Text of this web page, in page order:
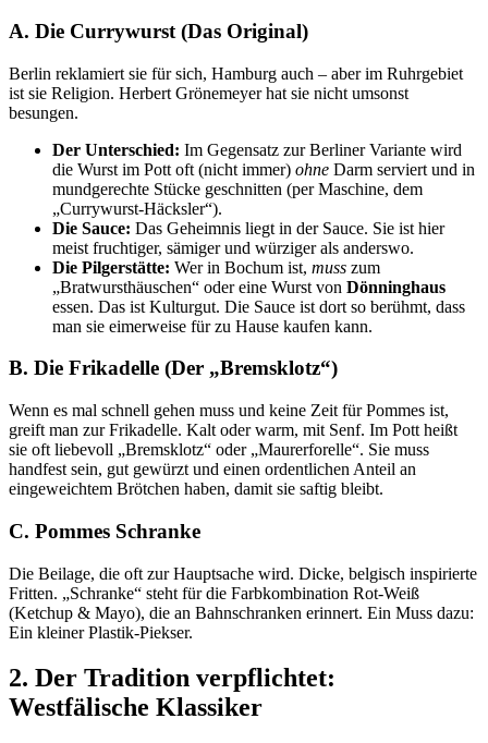
A. Die Currywurst (Das Original)
Berlin reklamiert sie für sich, Hamburg auch – aber im Ruhrgebiet
ist sie Religion. Herbert Grönemeyer hat sie nicht umsonst
besungen.
Der Unterschied: Im Gegensatz zur Berliner Variante wird
die Wurst im Pott oft (nicht immer) ohne Darm serviert und in
mundgerechte Stücke geschnitten (per Maschine, dem
„Currywurst-Häcksler“).
Die Sauce: Das Geheimnis liegt in der Sauce. Sie ist hier
meist fruchtiger, sämiger und würziger als anderswo.
Die Pilgerstätte: Wer in Bochum ist, muss zum
„Bratwursthäuschen“ oder eine Wurst von Dönninghaus
essen. Das ist Kulturgut. Die Sauce ist dort so berühmt, dass
man sie eimerweise für zu Hause kaufen kann.
B. Die Frikadelle (Der „Bremsklotz“)
Wenn es mal schnell gehen muss und keine Zeit für Pommes ist,
greift man zur Frikadelle. Kalt oder warm, mit Senf. Im Pott heißt
sie oft liebevoll „Bremsklotz“ oder „Maurerforelle“. Sie muss
handfest sein, gut gewürzt und einen ordentlichen Anteil an
eingeweichtem Brötchen haben, damit sie saftig bleibt.
C. Pommes Schranke
Die Beilage, die oft zur Hauptsache wird. Dicke, belgisch inspirierte
Fritten. „Schranke“ steht für die Farbkombination Rot-Weiß
(Ketchup & Mayo), die an Bahnschranken erinnert. Ein Muss dazu:
Ein kleiner Plastik-Piekser.
2. Der Tradition verpflichtet:
Westfälische Klassiker